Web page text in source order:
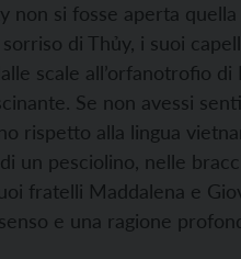
non si fosse aperta quella
di Thủy, i suoi
scale all’orfanotrofio di
Se non avessi
rispetto alla lingua
un pesciolino, nelle
fratelli Maddalena e
e una ragione